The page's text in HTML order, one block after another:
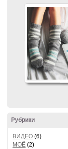
Рубрики
ВИДЕО (6)
МОЁ (2)